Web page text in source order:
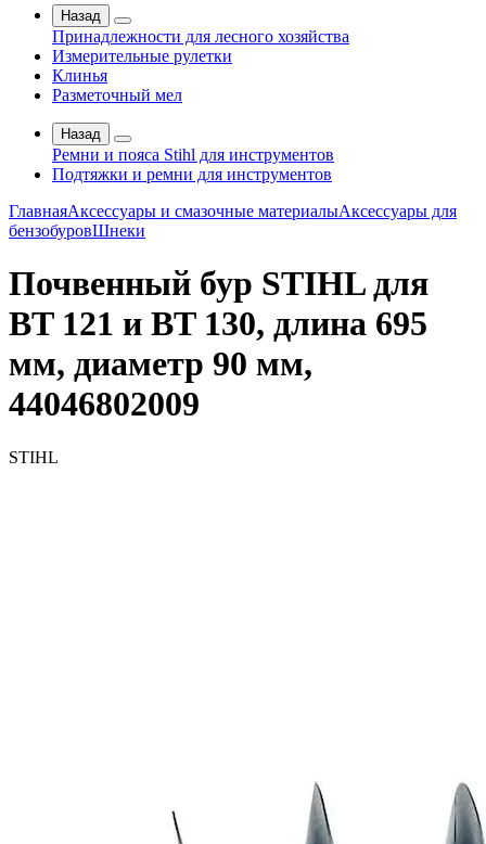
Назад
Принадлежности для лесного хозяйства
Измерительные рулетки
Клинья
Разметочный мел
Назад
Ремни и пояса Stihl для инструментов
Подтяжки и ремни для инструментов
ГлавнаяАксессуары и смазочные материалыАксессуары для
бензобуровШнеки
Почвенный бур STIHL для
BT 121 и BT 130, длина 695
мм, диаметр 90 мм,
44046802009
STIHL